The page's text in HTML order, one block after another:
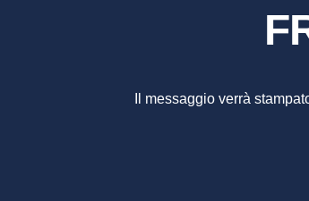
Il messaggio verrà